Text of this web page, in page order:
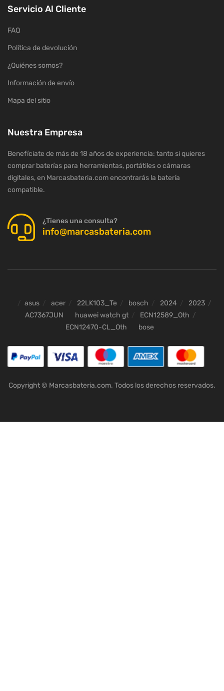
Servicio Al Cliente
FAQ
Política de devolución
¿Quiénes somos?
Información de envío
Mapa del sitio
Nuestra Empresa
Benefíciate de más de 18 años de experiencia: tanto si quieres
comprar baterías para herramientas, portátiles o cámaras
digitales, en Marcasbateria.com encontrarás la batería
compatible.
¿Tienes una consulta?
info@marcasbateria.com
asus acer 22LK103_Te bosch 2024
2023
AC7367JUN
huawei watch gt
ECN12589_Oth
ECN12470-CL_Oth
bose
Copyright © Marcasbateria.com. Todos los derechos reservados.